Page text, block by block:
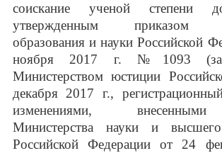
соискание ученой степени
утвержденным приказом
образования и науки Российской
ноября 2017 г. №1093
Министерством юстиции
декабря 2017 г.,
изменениями,
Министерства науки и высшего
Российской Федерации от 24